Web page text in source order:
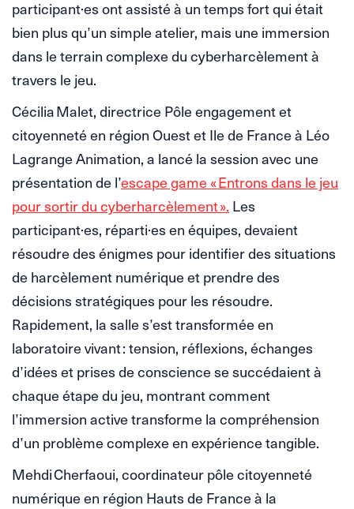
participant·es ont assisté à un temps fort qui était
bien plus qu’un simple atelier, mais une immersion
dans le terrain complexe du cyberharcèlement à
travers le jeu.
Cécilia Malet, directrice Pôle engagement et
citoyenneté en région Ouest et Ile de France à Léo
Lagrange Animation, a lancé la session avec une
présentation de l’escape game « Entrons dans le jeu
pour sortir du cyberharcèlement ». Les
participant·es, réparti·es en équipes, devaient
résoudre des énigmes pour identifier des situations
de harcèlement numérique et prendre des
décisions stratégiques pour les résoudre.
Rapidement, la salle s’est transformée en
laboratoire vivant : tension, réflexions, échanges
d’idées et prises de conscience se succédaient à
chaque étape du jeu, montrant comment
l’immersion active transforme la compréhension
d’un problème complexe en expérience tangible.
Mehdi Cherfaoui, coordinateur pôle citoyenneté
numérique en région Hauts de France à la